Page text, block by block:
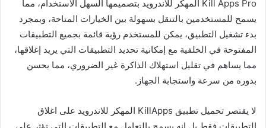
Kill Apps Pro المهكر للاندرويد بتصميمها السهل الاستخدام، مما
يسمح للمستخدمين بالتنقل بسهولة بين الخيارات المتاحة، وبمجرد
بدء تشغيل التطبيق، يمكن للمستخدم رؤية قائمة بجميع التطبيقات
المفتوحة في الخلفية مع إمكانية تحديد التطبيقات التي يريد إغلاقها،
مما يساهم في تقليل استهلاك الذاكرة غير الضروري، مما يحسن
بدوره من سرعة واستجابة الجهاز.
لا يقتصر تحميل تطبيق KillApps المهكر للاندرويد على اغلاق